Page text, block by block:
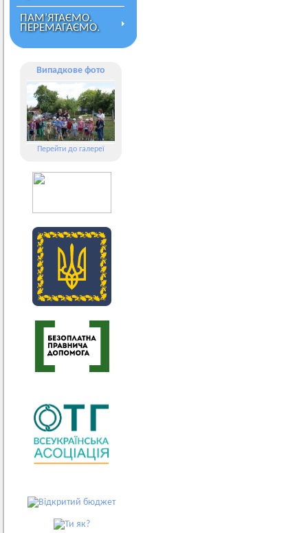
ПАМ’ЯТАЄМО.
ПЕРЕМАГАЄМО.
Випадкове фото
Перейти до галереї